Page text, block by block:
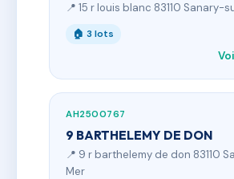
📍 15 r louis blanc 83110 Sanary-
🏠 3 lots
AH2500767
9 BARTHELEMY DE DON
📍 9 r barthelemy de don 83110
Mer